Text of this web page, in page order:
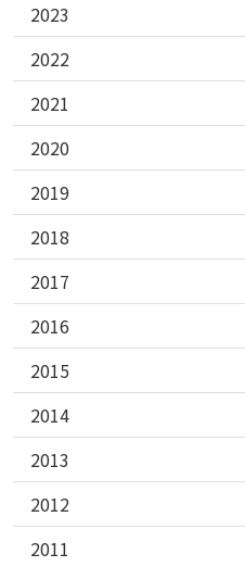
2023
2022
2021
2020
2019
2018
2017
2016
2015
2014
2013
2012
2011